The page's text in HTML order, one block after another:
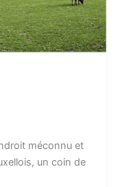
méconnu et
un coin de